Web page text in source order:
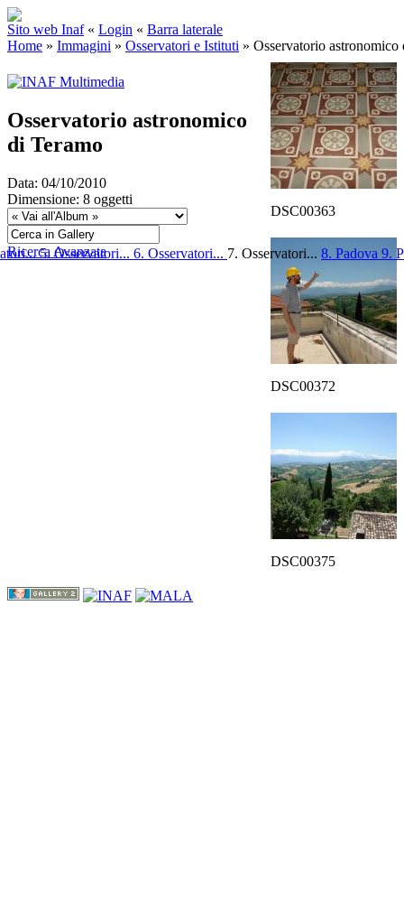
Sito web Inaf « Login « Barra laterale
Home » Immagini » Osservatori e Istituti » Osservatorio astronomico
Osservatorio astronomico
di Teramo
Data: 04/10/2010
Dimensione: 8 oggetti
Ricerca Avanzata
DSC00363
DSC00372
DSC00375
5. Osservatori... 6. Osservatori... 7. Osservatori... 8. Padova 9.